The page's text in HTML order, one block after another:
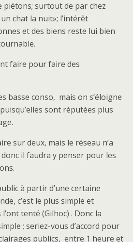
piétons; surtout de par chez
chat la nuit»; l’intérêt
et des biens reste lui bien
faire pour faire des
basse conso, mais on s’éloigne
sont réputées plus
sur deux, mais le réseau n’a
il faudra y penser pour les
à partir d’une certaine
c’est le plus simple et
tenté (Gilhoc) . Donc la
; seriez-vous d’accord pour
publics, entre 1 heure et